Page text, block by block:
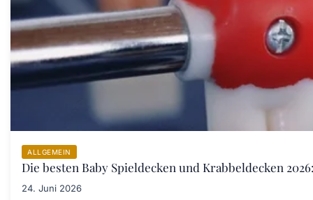
ALLGEMEIN
Die besten Baby Spieldecken und Krabbeldecken
24. Juni 2026